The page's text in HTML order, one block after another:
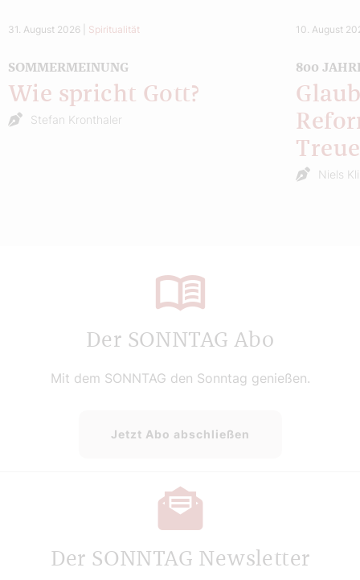
31. August 2026 Spiritualität
SOMMERMEINUNG
Wie spricht Gott?
Stefan Kronthaler
10. August
800
Treue
Niels
Der SONNTAG Abo
Mit dem SONNTAG den Sonntag genießen.
Jetzt Abo abschließen
Der SONNTAG Newsletter